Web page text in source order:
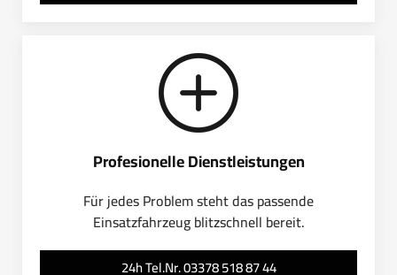
Profesionelle Dienstleistungen
Für jedes Problem steht das passende
Einsatzfahrzeug blitzschnell bereit.
24h Tel.Nr. 03378 518 87 44